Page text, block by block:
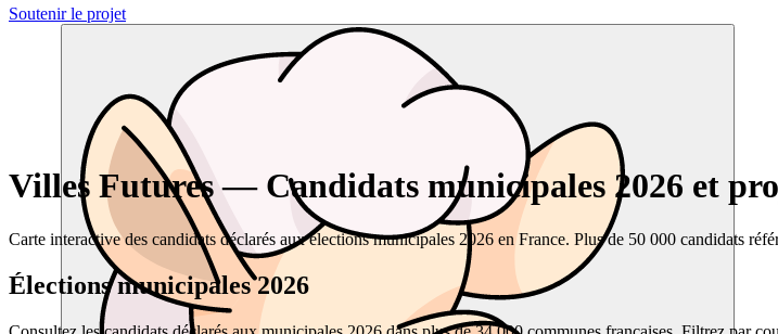
Soutenir le projet
Villes Futures — Candidats municipales 2026 et
Carte interactive des candidats déclarés aux élections municipales 2026 en France. Plus de 50 000 candidats
Élections municipales 2026